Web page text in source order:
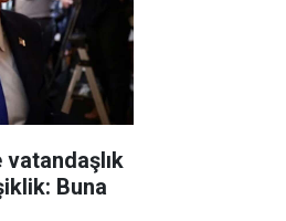
vatandaşlık
Buna